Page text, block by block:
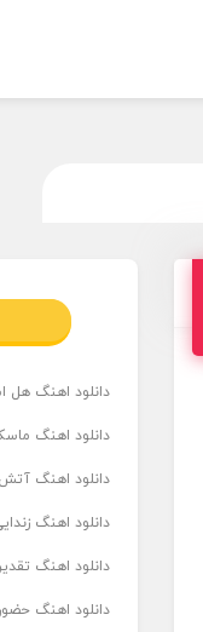
دانلود اهنگ هل
دانلود اهنگ
دانلود اهنگ
دانلود اهنگ
دانلود اهنگ
دانلود اهنگ